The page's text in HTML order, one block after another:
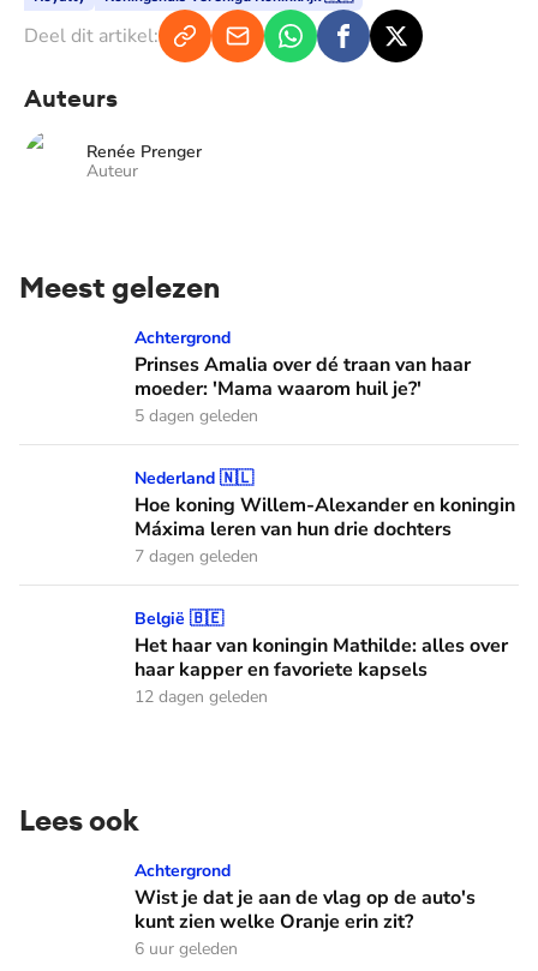
Deel dit artikel:
Auteurs
Renée Prenger
Auteur
Meest gelezen
Prinses Amalia over dé traan van haar moeder: 'Mama
Achtergrond
Prinses Amalia over dé traan van haar
moeder: 'Mama waarom huil je?'
5 dagen geleden
Hoe koning Willem-Alexander en koningin Máxima leren
Nederland 🇳🇱
Hoe koning Willem-Alexander en koningin
Máxima leren van hun drie dochters
7 dagen geleden
Het haar van koningin Mathilde: alles over haar kapper en
België 🇧🇪
Het haar van koningin Mathilde: alles over
haar kapper en favoriete kapsels
12 dagen geleden
Lees ook
Wist je dat je aan de vlag op de auto's kunt zien welke
Achtergrond
Wist je dat je aan de vlag op de auto's
kunt zien welke Oranje erin zit?
6 uur geleden